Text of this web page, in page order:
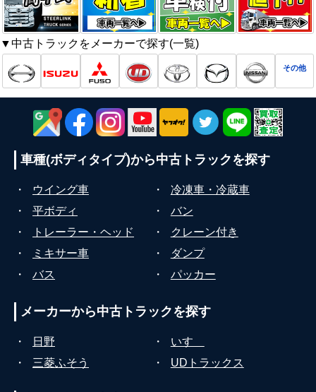
▼中古トラックをメーカーで探す(一覧)
その他
車種(ボディタイプ)から中古トラックを探す
・ ウイング車 ・
冷凍車・冷蔵車
・
平ボディ ・
バン
・
トレーラー・ヘッド ・
クレーン付き
・
ミキサー車 ・
ダンプ
・
バス ・ パッカー
メーカーから中古トラックを探す
・ 日野 ・
いすゞ
・
三菱ふそう ・ UDトラックス